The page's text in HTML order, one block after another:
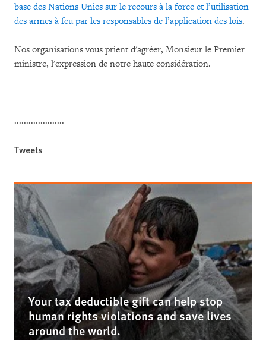
base des Nations Unies sur le recours à la force et l’utilisation
des armes à feu par les responsables de l’application des lois.
Nos organisations vous prient d'agréer, Monsieur le Premier
ministre, l'expression de notre haute considération.
.....................
Tweets
Your tax deductible gift can help stop
human rights violations and save lives
around the world.